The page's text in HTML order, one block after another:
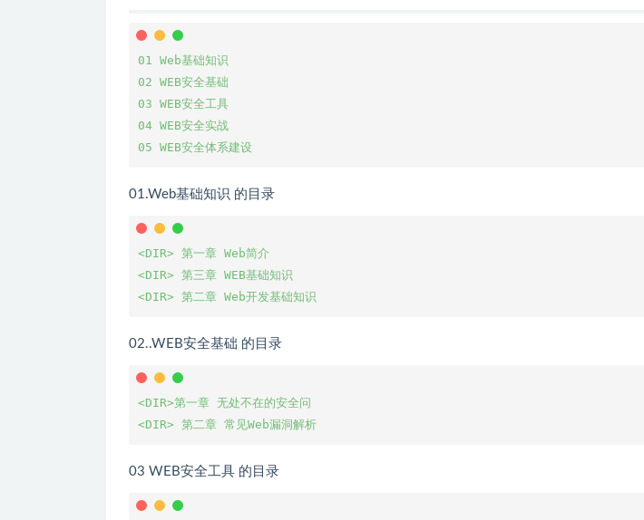
01 Web基础知识
02 WEB安全基础
03 WEB安全工具
04 WEB安全实战
05 WEB安全体系建设
01.Web基础知识 的目录
<DIR> 第一章 Web简介
<DIR> 第三章 WEB基础知识
<DIR> 第二章 Web开发基础知识
02..WEB安全基础 的目录
<DIR>第一章 无处不在的安全问
<DIR> 第二章 常见Web漏洞解析
03 WEB安全工具 的目录